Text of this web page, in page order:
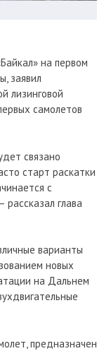
на первом
заявил
лизинговой
самолетов
связано
старт раскатки
с
рассказал глава
варианты
новых
на Дальнем
предназначен